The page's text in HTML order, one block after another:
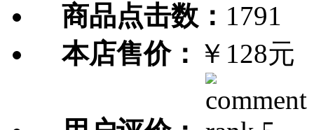
商品点击数： 1791
本店售价： ￥128元